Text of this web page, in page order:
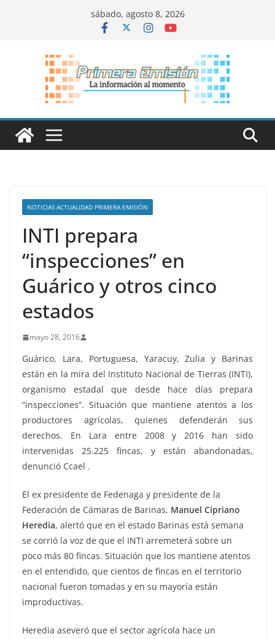
sábado, agosto 8, 2026
NOTICIAS ACTUALIDAD PRIMERA EMISIÓN
INTI prepara
“inspecciones” en
Guárico y otros cinco
estados
mayo 28, 2016
Guárico, Lara, Portuguesa, Yaracuy, Zulia y Barinas
están en la mira del Instituto Nacional de Tierras (INTI),
organismo estadal que desde hace días prepara
“inspecciones”. Situación que mantiene atentos a los
productores agrícolas, quienes defenderán sus
derechos. En Lara entre 2008 y 2016 han sido
intervenidas 25.225 fincas, y están abandonadas,
denunció Ccael .
El ex presidente de Fedenaga y presidente de la
Federación de Cámaras de Barinas, Manuel Cipriano
Heredia, alertó que en el estado Barinas está semana
se corrió la voz de que el INTI arremeterá sobre un
poco más 80 fincas. Situación que los mantiene atentos
en el entendido, que cientos de fincas en el territorio
nacional fueron tomadas y en su mayoría están
improductivas.
Heredia aseveró que el sector agrícola hace un